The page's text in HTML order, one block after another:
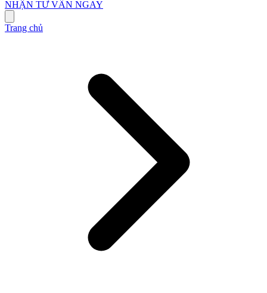
NHẬN TƯ VẤN NGAY
Trang chủ